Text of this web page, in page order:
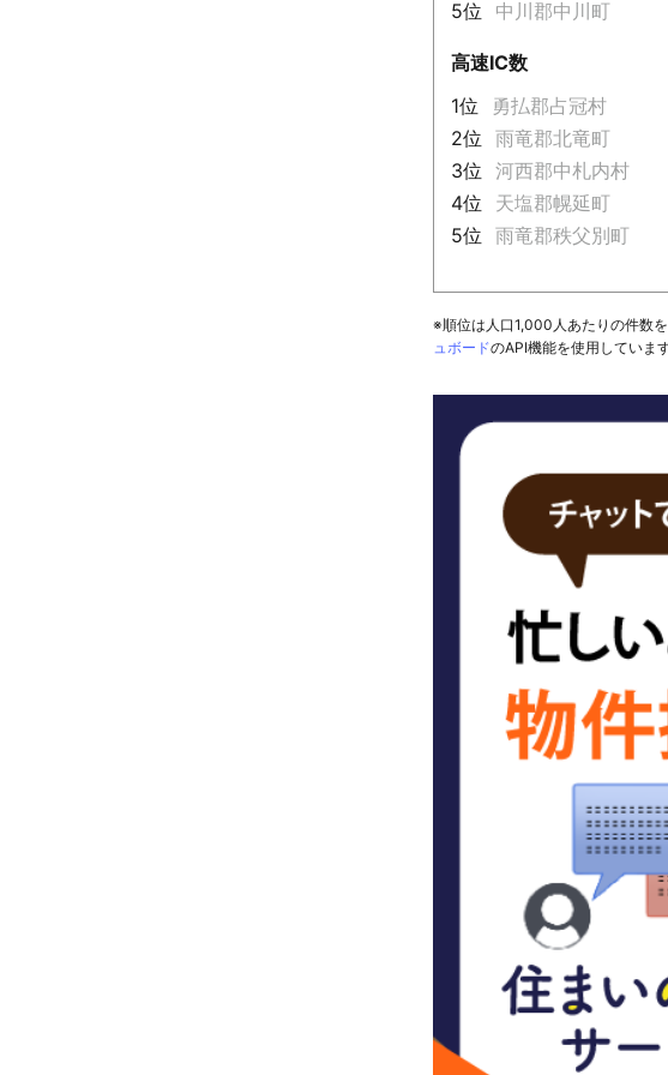
5位 中川郡中川町
高速IC数
1位
勇払郡占冠村
2位
雨竜郡北竜町
3位
河西郡中札内村
4位
天塩郡幌延町
5位
雨竜郡秩父別町
※順位は人口1,000人あたりの件数
ュボードのAPI機能を使用していま